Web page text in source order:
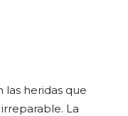
las heridas que
La